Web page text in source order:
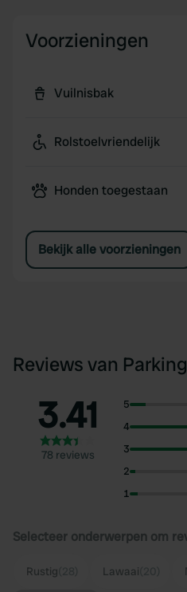
Voorzieningen
Vuilnisbak
Rolstoelvriendelijk
Honden toegestaan
Bekijk alle voorzieningen
Reviews van
3.41
78 reviews
5
4
3
2
1
Selecteer onderwerpen om
Rustig Lawaai